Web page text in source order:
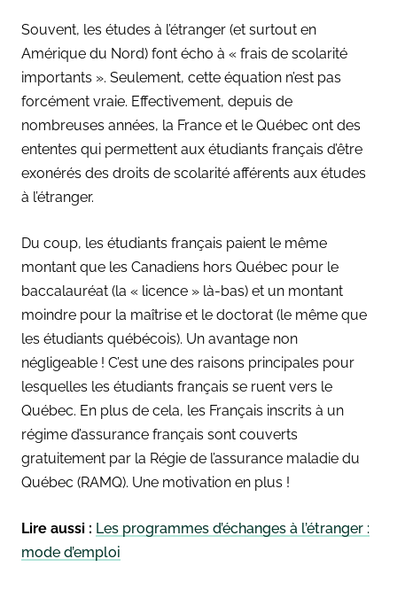
Souvent, les études à l’étranger (et surtout en
Amérique du Nord) font écho à « frais de scolarité
importants ». Seulement, cette équation n’est pas
forcément vraie. Effectivement, depuis de
nombreuses années, la France et le Québec ont des
ententes qui permettent aux étudiants français d’être
exonérés des droits de scolarité afférents aux études
à l’étranger.
Du coup, les étudiants français paient le même
montant que les Canadiens hors Québec pour le
baccalauréat (la « licence » là-bas) et un montant
moindre pour la maîtrise et le doctorat (le même que
les étudiants québécois). Un avantage non
négligeable ! C’est une des raisons principales pour
lesquelles les étudiants français se ruent vers le
Québec. En plus de cela, les Français inscrits à un
régime d’assurance français sont couverts
gratuitement par la Régie de l’assurance maladie du
Québec (RAMQ). Une motivation en plus !
Lire aussi : Les programmes d’échanges à l’étranger :
mode d’emploi